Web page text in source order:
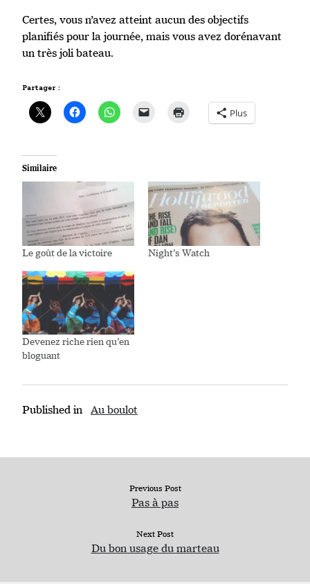
Certes, vous n’avez atteint aucun des objectifs
planifiés pour la journée, mais vous avez dorénavant
un très joli bateau.
Partager :
Plus
Similaire
Le goût de la victoire Night’s Watch
Devenez riche rien qu’en
bloguant
Published in Au boulot
Previous Post
Pas à pas
Next Post
Du bon usage du marteau